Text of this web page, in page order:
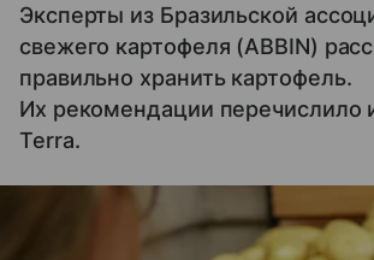
Эксперты из Бразильской
свежего картофеля (ABBIN)
правильно хранить картофель.
Их рекомендации перечислило
Terra.